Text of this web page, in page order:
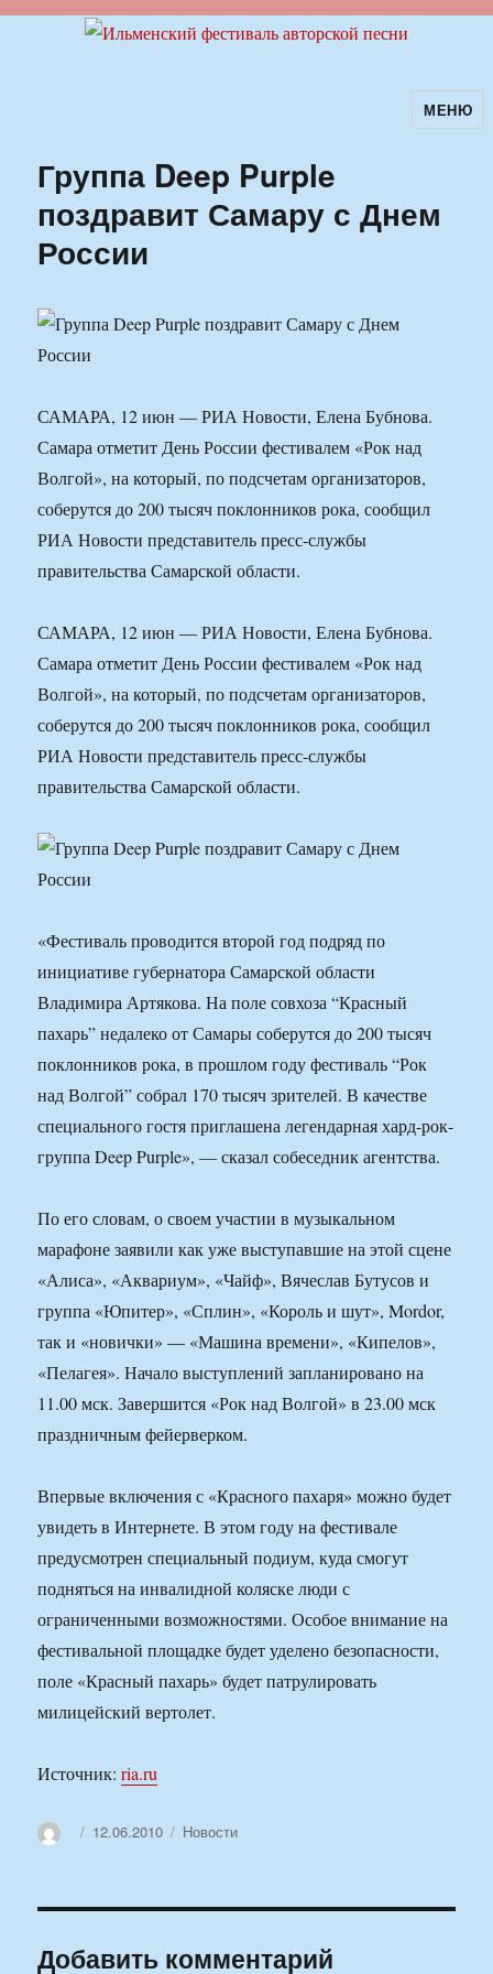
Ильменский фестиваль авторскойМЕНЮ
Группа Deep Purple
поздравит Самару с Днем
России
САМАРА, 12 июн — РИА Новости, Елена Бубнова.
Самара отметит День России фестивалем «Рок над
Волгой», на который, по подсчетам организаторов,
соберутся до 200 тысяч поклонников рока, сообщил
РИА Новости представитель пресс-службы
правительства Самарской области.
САМАРА, 12 июн — РИА Новости, Елена Бубнова.
Самара отметит День России фестивалем «Рок над
Волгой», на который, по подсчетам организаторов,
соберутся до 200 тысяч поклонников рока, сообщил
РИА Новости представитель пресс-службы
правительства Самарской области.
«Фестиваль проводится второй год подряд по
инициативе губернатора Самарской области
Владимира Артякова. На поле совхоза “Красный
пахарь” недалеко от Самары соберутся до 200 тысяч
поклонников рока, в прошлом году фестиваль “Рок
над Волгой” собрал 170 тысяч зрителей. В качестве
специального гостя приглашена легендарная хард-рок-
группа Deep Purple», — сказал собеседник агентства.
По его словам, о своем участии в музыкальном
марафоне заявили как уже выступавшие на этой сцене
«Алиса», «Аквариум», «Чайф», Вячеслав Бутусов и
группа «Юпитер», «Сплин», «Король и шут», Mordor,
так и «новички» — «Машина времени», «Кипелов»,
«Пелагея». Начало выступлений запланировано на
11.00 мск. Завершится «Рок над Волгой» в 23.00 мск
праздничным фейерверком.
Впервые включения с «Красного пахаря» можно будет
увидеть в Интернете. В этом году на фестивале
предусмотрен специальный подиум, куда смогут
подняться на инвалидной коляске люди с
ограниченными возможностями. Особое внимание на
фестивальной площадке будет уделено безопасности,
поле «Красный пахарь» будет патрулировать
милицейский вертолет.
Источник:ria.ru
АвторОпубликовано
12.06.2010 Рубрики
Новости
Добавить комментарий